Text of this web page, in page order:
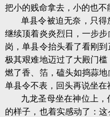
把小的贱命拿去，小的也不
单县令被迫无奈，只得
继续顶着炎炎烈日，一步步
岗，单县令抬头看了看刚到
极其艰难地迈过了大殿门
燃了香、箔，磕头如捣蒜地
单县令不表，回头再说坐在
九龙圣母坐在神位上
的样子，也着实感动了：